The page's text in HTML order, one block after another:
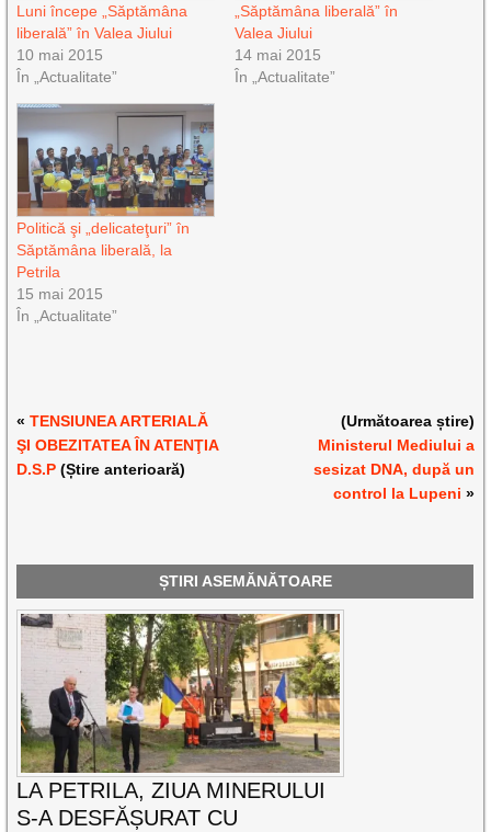
Luni începe „Săptămâna
liberală” în Valea Jiului
10 mai 2015
În „Actualitate”
„Săptămâna liberală” în
Valea Jiului
14 mai 2015
În „Actualitate”
Politică şi „delicateţuri” în
Săptămâna liberală, la
Petrila
15 mai 2015
În „Actualitate”
«TENSIUNEA ARTERIALĂ
ŞI OBEZITATEA ÎN ATENŢIA
D.S.P (Știre anterioară)
(Următoarea știre)
Ministerul Mediului a
sesizat DNA, după un
control la Lupeni »
ȘTIRI ASEMĂNĂTOARE
LA PETRILA, ZIUA MINERULUI
S-A DESFĂȘURAT CU